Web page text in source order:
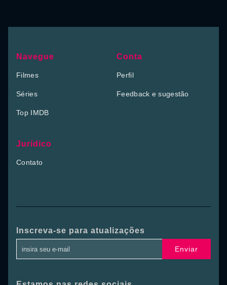
Navegue
Filmes
Séries
Top IMDB
Conta
Perfil
Feedback e sugestão
Jurídico
Contato
Inscreva-se para atualizações
Enviar